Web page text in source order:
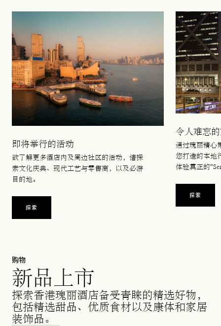
即将举行的活动
欲了解更多酒店内及周边社区的活动，请探
索文化庆典、现代工艺与零售商，以及必游
目的地。
探索
令人难忘
通过瑰丽精心
您打造的本地
体验真正的
探索
购物
新品上市
探索香港瑰丽酒店备受青睐的精选好物，
包括精选甜品、优质食材以及康体和家居
装饰品。